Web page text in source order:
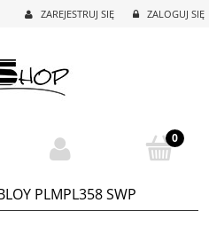
ZAREJESTRUJ SIĘ ZALOGUJ SIĘ
PLMPL358 SWP